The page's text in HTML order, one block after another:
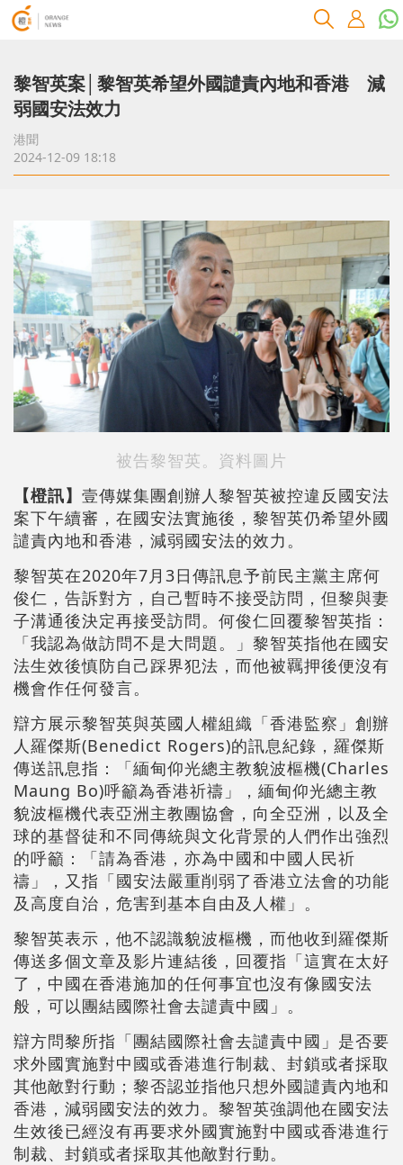
黎智英案│黎智英希望外國譴責內地和香港 減
弱國安法效力
港聞
2024-12-09 18:18
被告黎智英。資料圖片
【橙訊】 壹傳媒集團創辦人黎智英被控違反國安法
案下午續審，在國安法實施後，黎智英仍希望外國
譴責內地和香港，減弱國安法的效力。
黎智英在2020年7月3日傳訊息予前民主黨主席何
俊仁，告訴對方，自己暫時不接受訪問，但黎與妻
子溝通後決定再接受訪問。何俊仁回覆黎智英指：
「我認為做訪問不是大問題。」黎智英指他在國安
法生效後慎防自己踩界犯法，而他被羈押後便沒有
機會作任何發言。
辯方展示黎智英與英國人權組織「香港監察」創辦
人羅傑斯(Benedict Rogers)的訊息紀錄，羅傑斯
傳送訊息指：「緬甸仰光總主教貌波樞機(Charles
Maung Bo)呼籲為香港祈禱」，緬甸仰光總主教
貌波樞機代表亞洲主教團協會，向全亞洲，以及全
球的基督徒和不同傳統與文化背景的人們作出強烈
的呼籲：「請為香港，亦為中國和中國人民祈
禱」，又指「國安法嚴重削弱了香港立法會的功能
及高度自治，危害到基本自由及人權」。
黎智英表示，他不認識貌波樞機，而他收到羅傑斯
傳送多個文章及影片連結後，回覆指「這實在太好
了，中國在香港施加的任何事宜也沒有像國安法
般，可以團結國際社會去譴責中國」。
辯方問黎所指「團結國際社會去譴責中國」是否要
求外國實施對中國或香港進行制裁、封鎖或者採取
其他敵對行動；黎否認並指他只想外國譴責內地和
香港，減弱國安法的效力。黎智英強調他在國安法
生效後已經沒有再要求外國實施對中國或香港進行
制裁、封鎖或者採取其他敵對行動。